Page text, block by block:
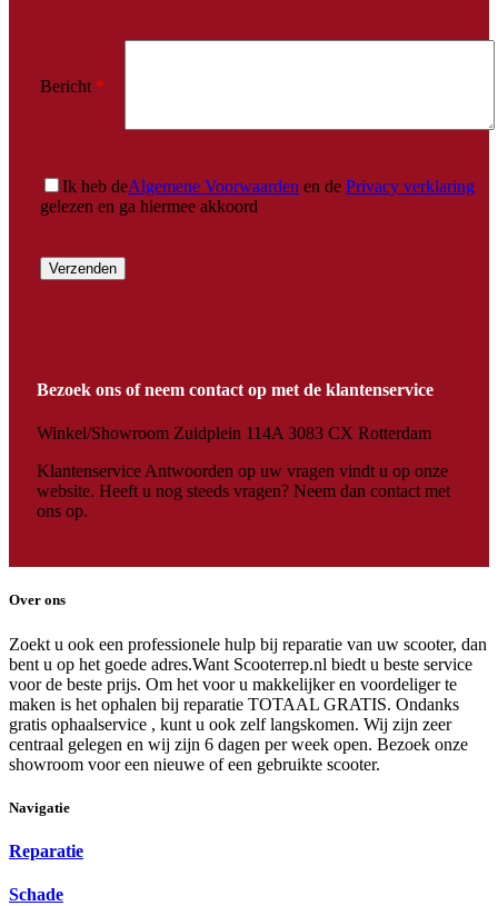
Bericht *
Ik heb deAlgemene Voorwaarden en de Privacy verklaring
gelezen en ga hiermee akkoord
Bezoek ons of neem contact op met de klantenservice
Winkel/Showroom Zuidplein 114A 3083 CX Rotterdam
Klantenservice Antwoorden op uw vragen vindt u op onze
website. Heeft u nog steeds vragen? Neem dan contact met
ons op.
Over ons
Zoekt u ook een professionele hulp bij reparatie van uw scooter, dan
bent u op het goede adres.Want Scooterrep.nl biedt u beste service
voor de beste prijs. Om het voor u makkelijker en voordeliger te
maken is het ophalen bij reparatie TOTAAL GRATIS. Ondanks
gratis ophaalservice , kunt u ook zelf langskomen. Wij zijn zeer
centraal gelegen en wij zijn 6 dagen per week open. Bezoek onze
showroom voor een nieuwe of een gebruikte scooter.
Navigatie
Reparatie
Schade